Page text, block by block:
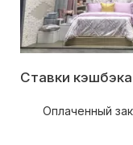
Ставки кэшбэка
Оплаченный